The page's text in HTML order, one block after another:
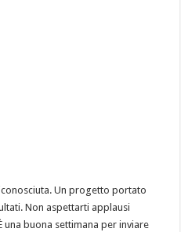
Un progetto portato
Non aspettarti applausi
una buona settimana per inviare